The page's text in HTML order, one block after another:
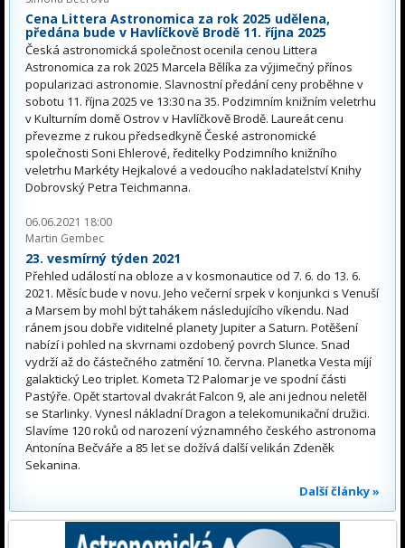
Cena Littera Astronomica za rok 2025 udělena,
předána bude v Havlíčkově Brodě 11. října 2025
Česká astronomická společnost ocenila cenou Littera
Astronomica za rok 2025 Marcela Bělíka za výjimečný přínos
popularizaci astronomie. Slavnostní předání ceny proběhne v
sobotu 11. října 2025 ve 13:30 na 35. Podzimním knižním veletrhu
v Kulturním domě Ostrov v Havlíčkově Brodě. Laureát cenu
převezme z rukou předsedkyně České astronomické
společnosti Soni Ehlerové, ředitelky Podzimního knižního
veletrhu Markéty Hejkalové a vedoucího nakladatelství Knihy
Dobrovský Petra Teichmanna.
06.06.2021 18:00
Martin Gembec
23. vesmírný týden 2021
Přehled událostí na obloze a v kosmonautice od 7. 6. do 13. 6.
2021. Měsíc bude v novu. Jeho večerní srpek v konjunkci s Venuší
a Marsem by mohl být tahákem následujícího víkendu. Nad
ránem jsou dobře viditelné planety Jupiter a Saturn. Potěšení
nabízí i pohled na skvrnami ozdobený povrch Slunce. Snad
vydrží až do částečného zatmění 10. června. Planetka Vesta míjí
galaktický Leo triplet. Kometa T2 Palomar je ve spodní části
Pastýře. Opět startoval dvakrát Falcon 9, ale ani jednou neletěl
se Starlinky. Vynesl nákladní Dragon a telekomunikační družici.
Slavíme 120 roků od narození významného českého astronoma
Antonína Bečváře a 85 let se dožívá další velikán Zdeněk
Sekanina.
Další články »